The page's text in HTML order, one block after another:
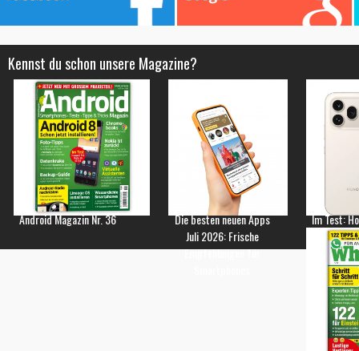
Kennst du schon unsere Magazine?
Android Magazin Nr. 36
Die besten neuen Apps
Juli 2026: Frische
Empfehlungen für
Im Test: